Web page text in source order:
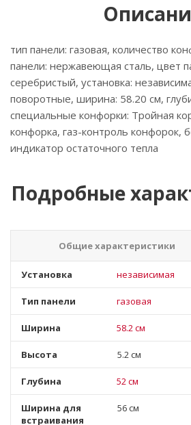
тип панели: газовая, количество
панели: нержавеющая сталь, цвет
серебристый, установка:
поворотные, ширина: 58.20 см,
специальные конфорки: Тройная
конфорка, газ-контроль конфорок,
индикатор остаточного тепла
Подробные
Общие характеристики
Установка независимая
Тип панели газовая
Ширина 58.2 см
Высота 5.2 см
Глубина 52 см
Ширина для
встраивания
56 см